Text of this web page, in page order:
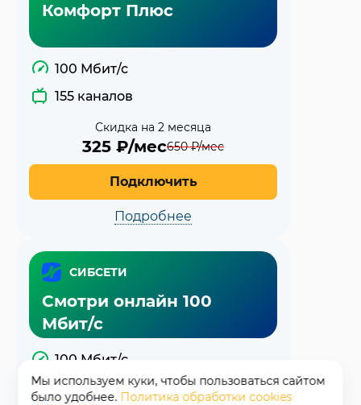
Комфорт Плюс
100 Мбит/с
155 каналов
Скидка на 2 месяца
325 ₽/мес650₽/мес
Подключить
Подробнее
СИБСЕТИ
Смотри онлайн 100
Мбит/с
100 Мбит/с
174 канала
Мы используем куки, чтобы пользоваться сайтом
было удобнее. Политика обработки cookies